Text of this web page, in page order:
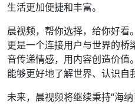
生活更加便捷和丰富。
晨视频，帮你选择，给你好看
更是一个连接用户与世界的桥
音传递情感，用内容创造价值
能够更好地了解世界、认识自
未来，晨视频将继续秉持“海